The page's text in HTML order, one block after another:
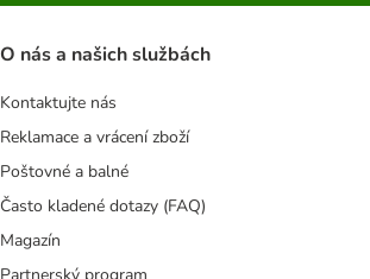
O nás a našich službách
Kontaktujte nás
Reklamace a vrácení zboží
Poštovné a balné
Často kladené dotazy (FAQ)
Magazín